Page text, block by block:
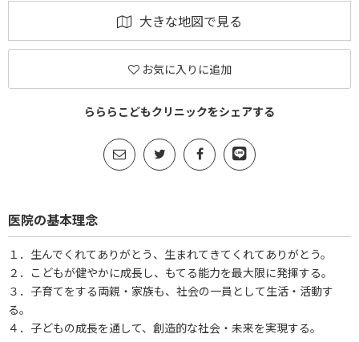
大きな地図で見る
お気に入りに追加
らららこどもクリニックをシェアする
医院の基本理念
１．生んでくれてありがとう、生まれてきてくれてありがとう。
２．こどもが健やかに成長し、もてる能力を最大限に発揮する。
３．子育てをする両親・家族も、社会の一員として生活・活動す
る。
４．子どもの成長を通して、創造的な社会・未来を実現する。